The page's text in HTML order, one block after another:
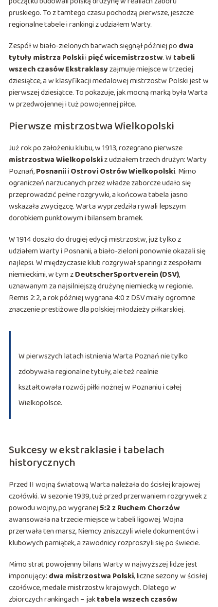
pruskiego. To z tamtego czasu pochodzą pierwsze, jeszcze
regionalne tabele i rankingi z udziałem Warty.
Zespół w biało-zielonych barwach sięgnął później po dwa
tytuły mistrza Polskii pięć wicemistrzostw. W tabeli
wszech czasów Ekstraklasyzajmuje miejsce w trzeciej
dziesiątce, a w klasyfikacji medalowej mistrzostw Polski jest w
pierwszej dziesiątce. To pokazuje, jak mocną marką była Warta
w przedwojennej i tuż powojennej piłce.
Pierwsze mistrzostwa Wielkopolski
Już rok po założeniu klubu, w 1913, rozegrano pierwsze
mistrzostwa Wielkopolskiz udziałem trzech drużyn: Warty
Poznań,Posnaniii Ostrovi Ostrów Wielkopolski. Mimo
ograniczeń narzucanych przez władze zaborcze udało się
przeprowadzić pełne rozgrywki, a końcowa tabela jasno
wskazała zwycięzcę. Warta wyprzedziła rywali lepszym
dorobkiem punktowym i bilansem bramek.
W 1914 doszło do drugiej edycji mistrzostw, już tylko z
udziałem Warty i Posnanii, a biało-zieloni ponownie okazali się
najlepsi. W międzyczasie klub rozgrywał sparingi z zespołami
niemieckimi, w tym zDeutscherSportverein (DSV),
uznawanym za najsilniejszą drużynę niemiecką w regionie.
Remis 2:2, a rok później wygrana 4:0 z DSV miały ogromne
znaczenie prestiżowe dla polskiej młodzieży piłkarskiej.
W pierwszych latach istnienia Warta Poznań nie tylko
zdobywała regionalne tytuły, ale też realnie
kształtowała rozwój piłki nożnej w Poznaniu i całej
Wielkopolsce.
Sukcesy w ekstraklasie i tabelach
historycznych
Przed II wojną światową Warta należała do ścisłej krajowej
czołówki. W sezonie 1939, tuż przed przerwaniem rozgrywek z
powodu wojny, po wygranej5:2 z Ruchem Chorzów
awansowała na trzecie miejsce w tabeli ligowej. Wojna
przerwała ten marsz, Niemcy zniszczyli wiele dokumentów i
klubowych pamiątek, a zawodnicy rozproszyli się po świecie.
Mimo strat powojenny bilans Warty w najwyższej lidze jest
imponujący: dwa mistrzostwa Polski, liczne sezony w ścisłej
czołówce, medale mistrzostw krajowych. Dlatego w
zbiorczych rankingach – jaktabela wszech czasów